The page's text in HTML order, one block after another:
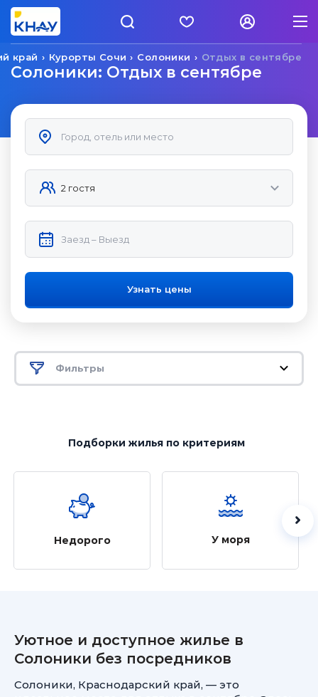
Отдых в сентябре
Солоники
Курорты Сочи
край
Солоники: Отдых в сентябре
Узнать цены
Фильтры
Подборки жильяпо критериям
Недорого У моря
Уютное и доступное жилье в
Солоники без посредников
Солоники, Краснодарский край, — это